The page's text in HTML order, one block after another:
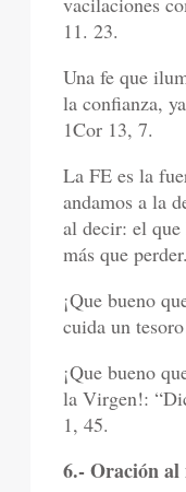
11. 23.
Una fe que
la confianza,
1Cor 13, 7.
La FE es la
andamos a la
al decir: el
más que perder.
¡Que bueno
cuida un
¡Que bueno
la Virgen!:
1, 45.
6.- Oración al